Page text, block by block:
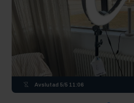
Avslutad 5/5 11:06